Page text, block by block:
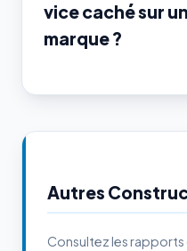
vice caché sur
marque ?
Autres
Consultez les